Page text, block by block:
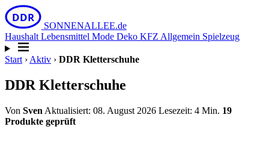
DDR
SONNENALLEE.de
Haushalt Lebensmittel Mode Deko KFZ Allgemein Spielzeug
Start › Aktiv › DDR Kletterschuhe
DDR Kletterschuhe
Von Sven Aktualisiert: 08. August 2026 Lesezeit: 4 Min. 19
Produkte geprüft